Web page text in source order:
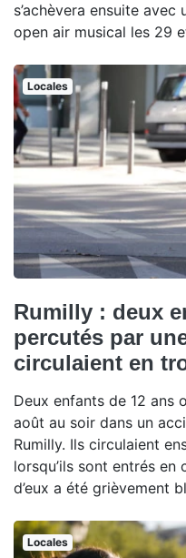
s’achèvera ensuite
open air musical les 29
Locales
Rumilly : deux
percutés par
circulaient en
Deux enfants de 12 ans
août au soir dans un
Rumilly. Ils circulaient
lorsqu’ils sont entrés en
d’eux a été grièvement
Locales